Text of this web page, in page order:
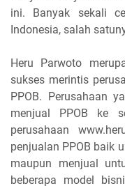
ini. Banyak sekali
Indonesia, salah
Heru Parwoto
sukses merintis
PPOB. Perusahaan
menjual PPOB ke
perusahaan
penjualan PPOB baik
maupun menjual
beberapa model